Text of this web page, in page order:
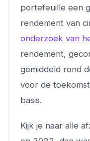
portefeuille een
rendement van
onderzoek van
rendement,
gemiddeld rond
voor de
basis.
Kijk je naar alle